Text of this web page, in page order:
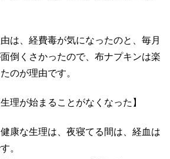
は、経費毒が気になったのと、毎月
倒くさかったので、布ナプキンは楽
のが理由です。
理が始まることがなくなった】
康な生理は、夜寝てる間は、経血は
。